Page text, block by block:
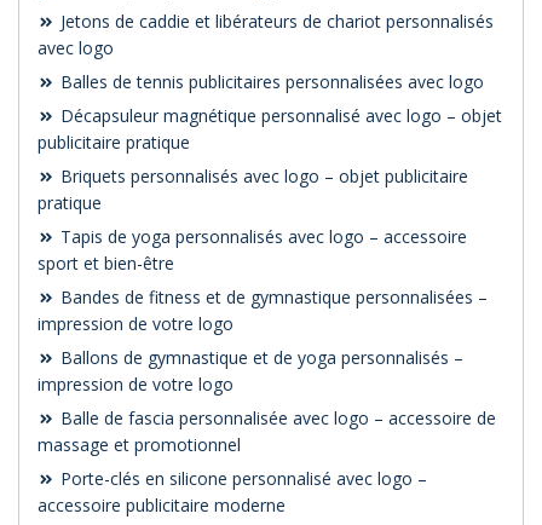
Jetons de caddie et libérateurs de chariot personnalisés
avec logo
Balles de tennis publicitaires personnalisées avec logo
Décapsuleur magnétique personnalisé avec logo – objet
publicitaire pratique
Briquets personnalisés avec logo – objet publicitaire
pratique
Tapis de yoga personnalisés avec logo – accessoire
sport et bien-être
Bandes de fitness et de gymnastique personnalisées –
impression de votre logo
Ballons de gymnastique et de yoga personnalisés –
impression de votre logo
Balle de fascia personnalisée avec logo – accessoire de
massage et promotionnel
Porte-clés en silicone personnalisé avec logo –
accessoire publicitaire moderne